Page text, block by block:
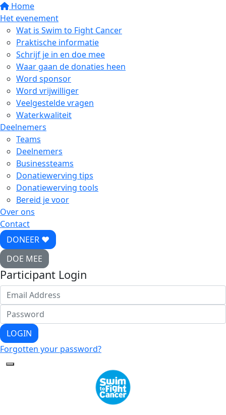
Home
Het evenement
Wat is Swim to Fight Cancer
Praktische informatie
Schrijf je in en doe mee
Waar gaan de donaties heen
Word sponsor
Word vrijwilliger
Veelgestelde vragen
Waterkwaliteit
Deelnemers
Teams
Deelnemers
Businessteams
Donatiewerving tips
Donatiewerving tools
Bereid je voor
Over ons
Contact
DONEER ♥
DOE MEE
Participant Login
LOGIN
Forgotten your password?